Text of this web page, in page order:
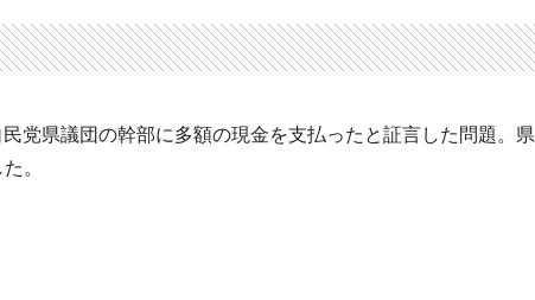
党県議団の幹部に多額の現金を支払ったと証言した問題。県
。